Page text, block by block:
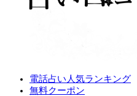
電話占い人気ランキング
無料クーポン